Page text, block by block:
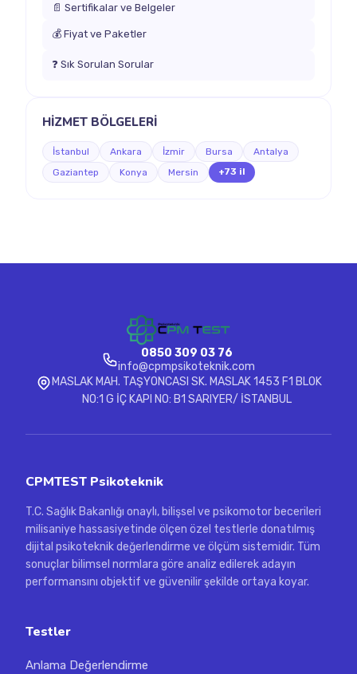
📄 Sertifikalar ve Belgeler
💰 Fiyat ve Paketler
❓ Sık Sorulan Sorular
HİZMET BÖLGELERİ
İstanbul Ankara İzmir Bursa
Antalya
Gaziantep
Konya Mersin +73 il
0850 309 03 76
info@cpmpsikoteknik.com
MASLAK MAH. TAŞYONCASI SK. MASLAK 1453 F1 BLOK
NO:1 G İÇ KAPI NO: B1 SARIYER/ İSTANBUL
CPMTEST Psikoteknik
T.C. Sağlık Bakanlığı onaylı, bilişsel ve psikomotor becerileri
milisaniye hassasiyetinde ölçen özel testlerle donatılmış
dijital psikoteknik değerlendirme ve ölçüm sistemidir. Tüm
sonuçlar bilimsel normlara göre analiz edilerek adayın
performansını objektif ve güvenilir şekilde ortaya koyar.
Testler
Anlama Değerlendirme